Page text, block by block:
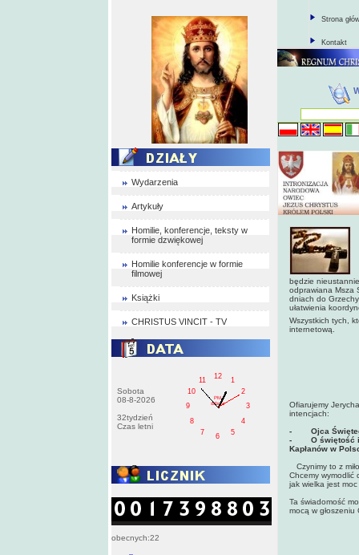
Wydarzenia
Artykuły
Homilie, konferencje, teksty w
formie dzwiękowej
Homilie konferencje w formie
filmowej
Książki
CHRISTUS VINCIT - TV
Sobota
08-8-2026
32tydzień
Czas letni
1
2
3
4
5
6
7
8
9
10
11
12
PM
sobota
obecnych:22
Strona
Kontakt
będzie
odprawiana Msza
dniach do
ułatwienia
Wszystkich tych,
internetową.
Ofiarujemy
intencjach:
- Ojca Świętego
- O świętość i
Kapłanów w
Czynimy to z
Chcemy wymodlić
jak wielka jest
Ta świadomość
mocą w głoszeniu